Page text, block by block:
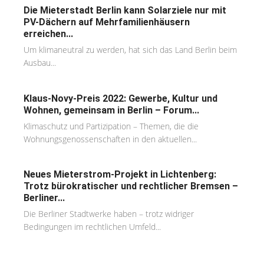
Die Mieterstadt Berlin kann Solarziele nur mit
PV-Dächern auf Mehrfamilienhäusern
erreichen...
Um klimaneutral zu werden, hat sich das Land Berlin beim
Ausbau...
Klaus-Novy-Preis 2022: Gewerbe, Kultur und
Wohnen, gemeinsam in Berlin – Forum...
Klimaschutz und Partizipation – Themen, die die
Wohnungsgenossenschaften in den aktuellen...
Neues Mieterstrom-Projekt in Lichtenberg:
Trotz bürokratischer und rechtlicher Bremsen –
Berliner...
Die Berliner Stadtwerke haben – trotz widriger
Bedingungen im rechtlichen Umfeld...